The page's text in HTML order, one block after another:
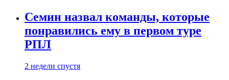
Семин назвал команды, которые
понравились ему в первом туре
РПЛ
2 недели спустя